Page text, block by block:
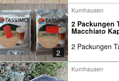
2
Kumhausen
2 Packungen
Macchiato
2 Packungen
Kumhausen